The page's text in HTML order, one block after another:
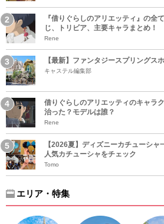
『借りぐらしのアリエッティ』の全
じ、トリビア、主要キャラまとめ！
Rene
【最新】ファンタジースプリングス
キャステル編集部
借りぐらしのアリエッティのキャラ
治った？モデルは誰？
Rene
【2026夏】ディズニーカチューシャ
人気カチューシャをチェック
Tomo
エリア・特集